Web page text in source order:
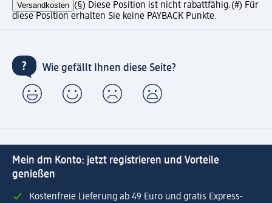
Versandkosten (§) Diese Position ist nicht rabattfähig.(#) Für
diese Position erhalten Sie keine PAYBACK Punkte.
Wie gefällt Ihnen diese Seite?
Mein dm Konto: jetzt registrieren und Vorteile
genießen
Kostenfreie Lieferung ab 49 Euro und gratis Express-